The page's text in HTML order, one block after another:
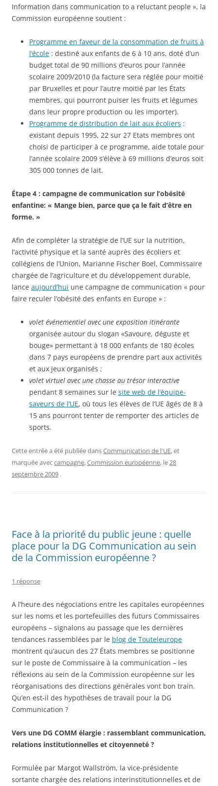
Information dans communication to a reluctant people », la
Commission européenne soutient :
Programme en faveur de la consommation de fruits à
l’école : destiné aux enfants de 6 à 10 ans, doté d’un
budget total de 90 millions d’euros pour l’année
scolaire 2009/2010 (la facture sera réglée pour moitié
par Bruxelles et pour l’autre moitié par les États
membres, qui pourront puiser les fruits et légumes
dans leur propre production ou les importer).
Programme de distribution de lait aux écoliers :
existant depuis 1995, 22 sur 27 Etats membres ont
choisi de participer à ce programme, aide totale pour
l’année scolaire 2009 s’élève à 69 millions d’euros soit
305 000 tonnes de lait.
Étape 4 : campagne de communication sur l’obésité
enfantine: « Mange bien, parce que ça le fait d’être en
forme. »
Afin de compléter la stratégie de l’UE sur la nutrition,
l’activité physique et la santé auprès des écoliers et
collégiens de l’Union, Marianne Fischer Boel, Commissaire
chargée de l’agriculture et du développement durable,
lance aujourd’hui une campagne de communication « pour
faire reculer l’obésité des enfants en Europe » :
volet événementiel avec une exposition itinérante
organisée autour du slogan «Savoure, déguste et
bouge» permettant à 18 000 enfants de 180 écoles
dans 7 pays européens de prendre part aux activités
et aux jeux organisés ;
volet virtuel avec une chasse au trésor interactive
pendant 8 semaines sur le site web de l’équipe-
saveurs de l’UE, où tous les élèves de l’UE âgés de 8 à
15 ans pourront tenter de remporter des articles de
sports.
Cette entrée a été publiée dansCommunication de l'UE, et
marquée aveccampagne,Commission européenne, le28
septembre 2009 .
Face à la priorité du public jeune : quelle
place pour la DG Communication au sein
de la Commission européenne ?
1 réponse
A l’heure des négociations entre les capitales européennes
sur les noms et les portefeuilles des futurs Commissaires
européens – signalons au passage que les dernières
tendances rassemblées par le blog de Touteleurope
montrent qu’aucun des 27 États membres se positionne
sur le poste de Commissaire à la communication – les
réflexions au sein de la Commission européenne sur les
réorganisations des directions générales vont bon train.
Qu’en est-il des hypothèses de travail pour la DG
Communication ?
Vers une DG COMM élargie : rassemblant communication,
relations institutionnelles et citoyenneté ?
Formulée par Margot Wallström, la vice-présidente
sortante chargée des relations interinstitutionnelles et de